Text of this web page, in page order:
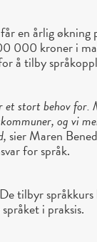
får en årlig
000 kroner i
å tilby
et stort behov for.
og vi
sier Maren
for språk.
tilbyr
i praksis.